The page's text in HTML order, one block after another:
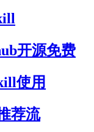
开源免费
使用
荐流